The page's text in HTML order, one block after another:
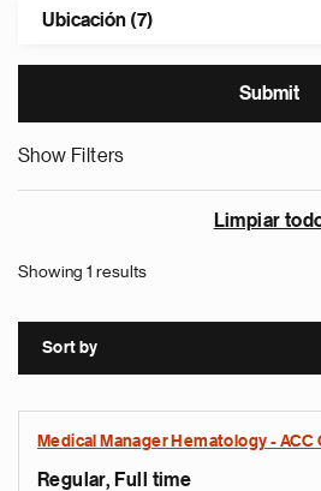
Ubicación (7)
Show Filters
Limpiar
Showing 1 results
Sort by
Medical Manager Hematology -
Regular, Full time